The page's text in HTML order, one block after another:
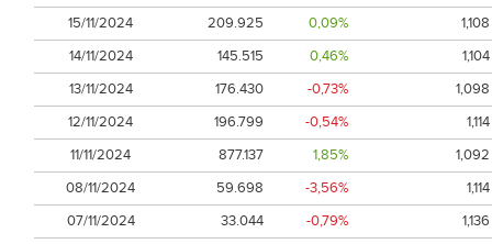
15/11/2024
209.925 0,09%
1,108
14/11/2024
145.515 0,46%
1,104
13/11/2024
176.430 -0,73%
1,098
12/11/2024
196.799 -0,54%
1,114
11/11/2024
877.137 1,85%
1,092
08/11/2024
59.698 -3,56%
1,114
07/11/2024
33.044 -0,79%
1,136